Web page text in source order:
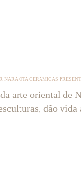
NARA OTA CERÂMICAS
arte oriental de
dão vida